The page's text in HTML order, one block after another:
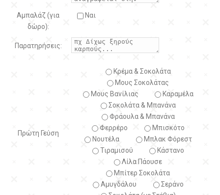
Αμπαλάζ (για
δώρο):
Ναι
Παρατηρήσεις:
Πρώτη Γεύση
Κρέμα & Σοκολάτα
Μους Σοκολάτας
Μους Βανίλιας
Καραμέλα
Σοκολάτα & Μπανάνα
Φράουλα & Μπανάνα
Φερρέρο
Μπισκότο
Νουτέλα
Μπλακ Φόρεστ
Τιραμισού
Κάστανο
Λίλα Πάουσε
Μπίτερ Σοκολάτα
Αμυγδάλου
Σεράνο